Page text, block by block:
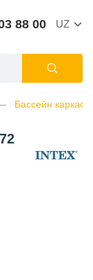
88 00 UZ
Бассейн